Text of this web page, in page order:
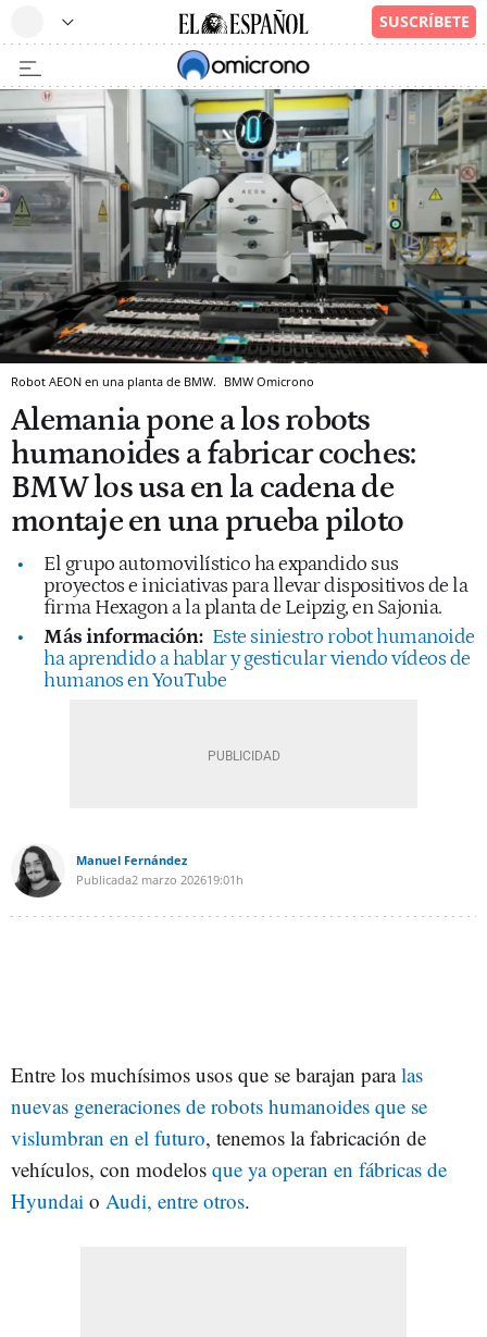
Robot AEON en una planta de BMW. BMW Omicrono
Alemania pone a los robots
humanoides a fabricar coches:
BMW los usa en la cadena de
montaje en una prueba piloto
El grupo automovilístico ha expandido sus
proyectos e iniciativas para llevar dispositivos de la
firma Hexagon a la planta de Leipzig, en Sajonia.
Más información: Este siniestro robot humanoide
ha aprendido a hablar y gesticular viendo vídeos de
humanos en YouTube
Manuel Fernández
Publicada2 marzo 202619:01h
Entre los muchísimos usos que se barajan paralas
nuevas generaciones de robots humanoides que se
vislumbran en el futuro, tenemos la fabricación de
vehículos, con modelos que ya operan en fábricas de
Hyundai o Audi, entre otros.